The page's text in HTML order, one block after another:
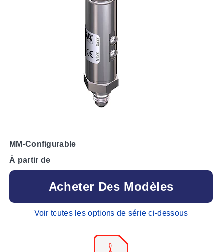
MM-Configurable
À partir de
Acheter Des Modèles
Voir toutes les options de série ci-dessous